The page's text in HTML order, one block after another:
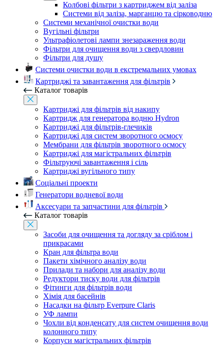
Колбові фільтри з картриджем від заліза
Системи від заліза, марганцю та сірководню
Системи механічної очистки води
Вугільні фільтри
Ультрафіолетові лампи знезараження води
Фільтри для очищення води з свердловин
Фільтри для душу
Системи очистки води в екстремальних умовах
Картриджі та завантаження для фільтрів
Каталог товарів
Картриджі для фільтрів від накипу
Картридж для генератора водню Hydron
Картриджі для фільтрів-глечиків
Картриджі для систем зворотного осмосу
Мембрани для фільтрів зворотного осмосу
Картриджі для магістральних фільтрів
Фільтруючі завантаження і сіль
Картриджі вугільного типу
Соціальні проекти
Генератори водневої води
Аксесуари та запчастини для фільтрів
Каталог товарів
Засоби для очищення та догляду за сріблом і
прикрасами
Кран для фільтра води
Пакети хімічного аналізу води
Прилади та набори для аналізу води
Редуктори тиску води для фільтрів
Фітинги для фільтрів води
Хімія для басейнів
Насадки на фільтр Everpure Claris
УФ лампи
Чохли від конденсату для систем очищення води
колонного типу
Корпуси магістральних фільтрів